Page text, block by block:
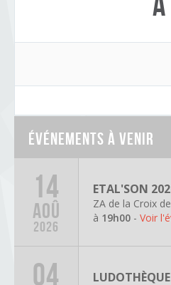
Événements à venir
14
AOÛ
2026
ETAL'SON
ZA de la Croix
à 19h00 - Voir
04